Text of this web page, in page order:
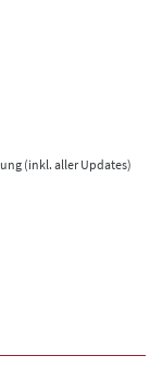
(inkl. aller Updates)